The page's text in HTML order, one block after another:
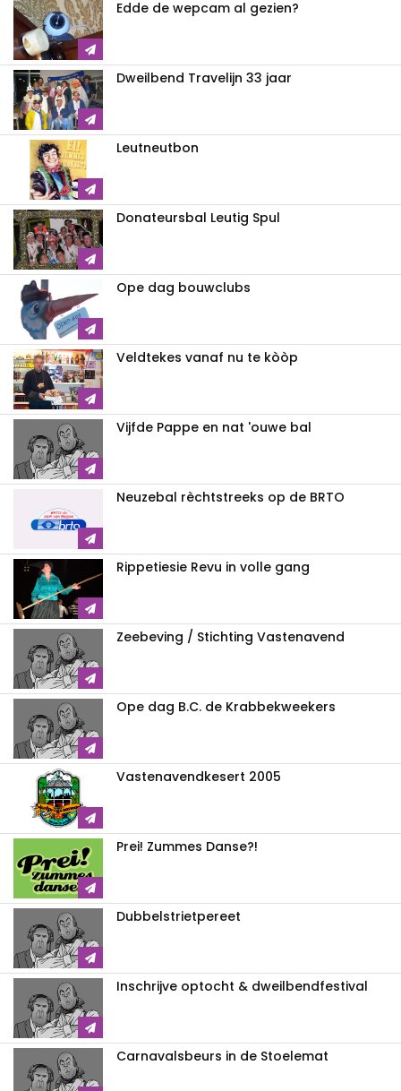
Edde de wepcam al gezien?
Dweilbend Travelijn 33 jaar
Leutneutbon
Donateursbal Leutig Spul
Ope dag bouwclubs
Veldtekes vanaf nu te kòòp
Vijfde Pappe en nat 'ouwe bal
Neuzebal rèchtstreeks op de BRTO
Rippetiesie Revu in volle gang
Zeebeving / Stichting Vastenavend
Ope dag B.C. de Krabbekweekers
Vastenavendkesert 2005
Prei! Zummes Danse?!
Dubbelstrietpereet
Inschrijve optocht & dweilbendfestival
Carnavalsbeurs in de Stoelemat